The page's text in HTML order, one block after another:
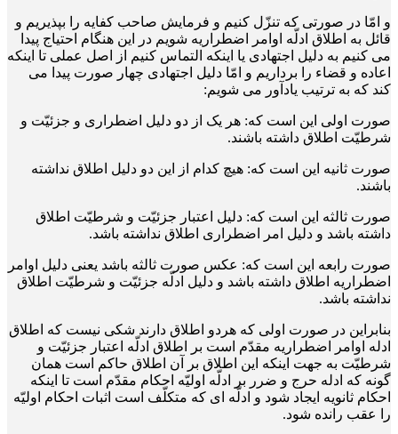
و امّا در صورتی که تنزّل کنیم و فرمایش صاحب کفایه را بپذیریم و
قائل به اطلاق ادلّه اوامر اضطراریه شویم در این هنگام احتیاج پیدا
می کنیم به دلیل اجتهادی یا اینکه التماس کنیم از اصل عملی تا اینکه
اعاده و قضاء را برداریم و امّا دلیل اجتهادی چهار صورت پیدا می
کند که به ترتیب یادآور می شویم:
صورت اولی این است که: هر یک از دو دلیل اضطراری و جزئیّت و
شرطیّت اطلاق داشته باشند.
صورت ثانیه این است که: هیچ کدام از این دو دلیل اطلاق نداشته
باشند.
صورت ثالثه این است که: دلیل اعتبار جزئیّت و شرطیّت اطلاق
داشته باشد و دلیل امر اضطراری اطلاق نداشته باشد.
صورت رابعه این است که: عکس صورت ثالثه باشد یعنی دلیل اوامر
اضطراریه اطلاق داشته باشد و دلیل ادلّه جزئیّت و شرطیّت اطلاق
نداشته باشد.
بنابراین در صورت اولی که هردو اطلاق دارند شکی نیست که اطلاق
ادله اوامر اضطراریه مقدّم است بر اطلاق ادلّه اعتبار جزئیّت و
شرطیّت به جهت اینکه این اطلاق بر آن اطلاق حاکم است همان
گونه که ادله حرج و ضرر بر ادلّه اولیّه احکام مقدّم است تا اینکه
احکام ثانویه ایجاد شود و ادلّه ای که متکلّف است اثبات احکام اولیّه
را عقب رانده شود.